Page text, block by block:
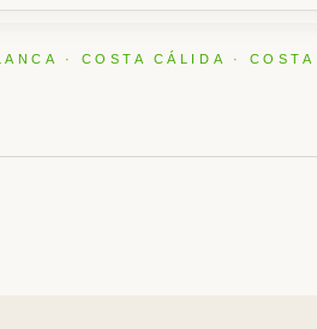
· COSTA CÁLIDA · COSTA